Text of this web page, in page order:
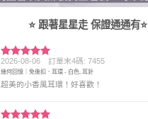
⭐ 跟著星星走 保證通通有⭐
評分5 滿
分 5
2026-08-06 訂單末4碼: 7455
幾何回憶｜免後扣．耳環 - 白色, 耳針
超美的小香風耳環！好喜歡！